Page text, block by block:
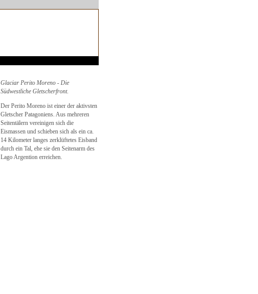
Glaciar Perito Moreno - Die
Südwestliche Gletscherfront.
Der Perito Moreno ist einer der aktivsten
Gletscher Patagoniens. Aus mehreren
Seitentälern vereinigen sich die
Eismassen und schieben sich als ein ca.
14 Kilometer langes zerklüftetes Eisband
durch ein Tal, ehe sie den Seitenarm des
Lago Argention erreichen.